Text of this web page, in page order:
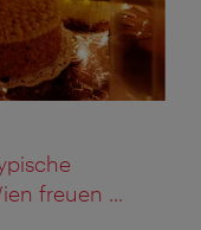
freuen ...